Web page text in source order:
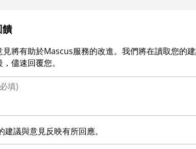
饋
見將有助於Mascus服務的改進。我們將在讀取您的
儘速回覆您。
建議與意見反映有所回應。